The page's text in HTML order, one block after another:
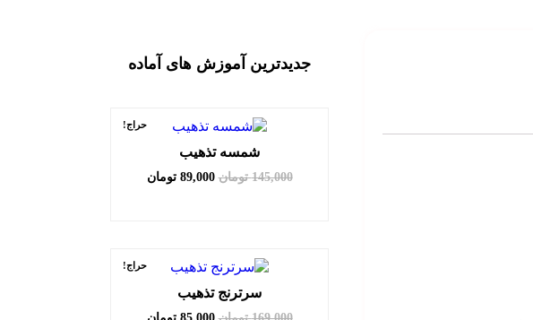
جدیدترین آموزش های آماده
حراج!
شمسه تذهیب
145,000 تومان 89,000 تومان
حراج!
سرترنج تذهیب